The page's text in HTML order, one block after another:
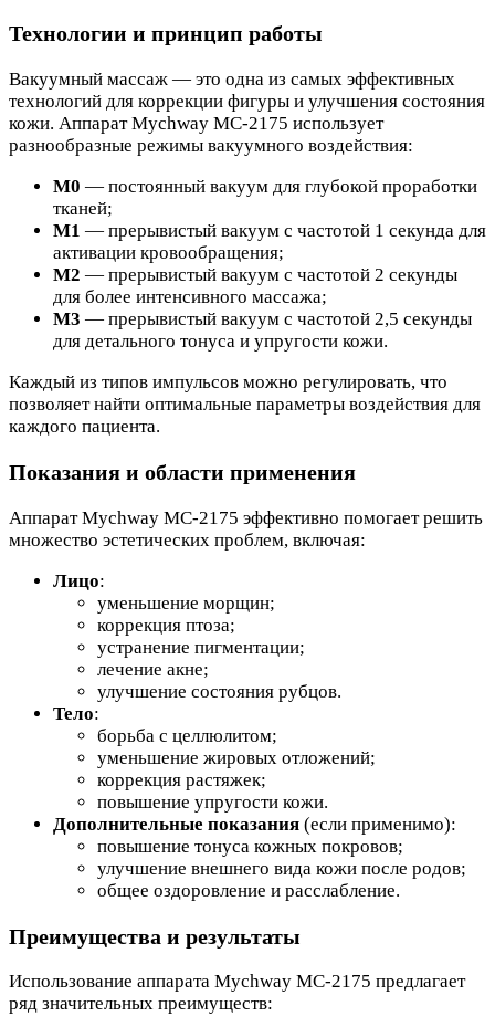
Технологии и принцип работы
Вакуумный массаж — это одна из самых эффективных
технологий для коррекции фигуры и улучшения состояния
кожи. Аппарат Mychway МС-2175 использует
разнообразные режимы вакуумного воздействия:
М0 — постоянный вакуум для глубокой проработки
тканей;
М1 — прерывистый вакуум с частотой 1 секунда для
активации кровообращения;
М2 — прерывистый вакуум с частотой 2 секунды
для более интенсивного массажа;
М3 — прерывистый вакуум с частотой 2,5 секунды
для детального тонуса и упругости кожи.
Каждый из типов импульсов можно регулировать, что
позволяет найти оптимальные параметры воздействия для
каждого пациента.
Показания и области применения
Аппарат Mychway МС-2175 эффективно помогает решить
множество эстетических проблем, включая:
Лицо:
уменьшение морщин;
коррекция птоза;
устранение пигментации;
лечение акне;
улучшение состояния рубцов.
Тело:
борьба с целлюлитом;
уменьшение жировых отложений;
коррекция растяжек;
повышение упругости кожи.
Дополнительные показания (если применимо):
повышение тонуса кожных покровов;
улучшение внешнего вида кожи после родов;
общее оздоровление и расслабление.
Преимущества и результаты
Использование аппарата Mychway МС-2175 предлагает
ряд значительных преимуществ: